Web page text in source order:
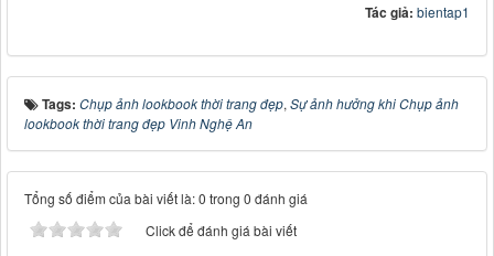
Tác giả: bientap1
Tags: Chụp ảnh lookbook thời trang đẹp, Sự ảnh hưởng khi Chụp ảnh
lookbook thời trang đẹp Vinh Nghệ An
Tổng số điểm của bài viết là: 0 trong 0 đánh giá
Click để đánh giá bài viết